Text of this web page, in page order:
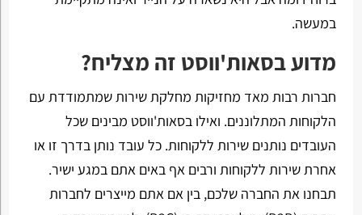
במעשה.
מדוע בסאות'ווסט זה מצליח?
חברות רבות מאד מחזיקות מחלקת שירות שמתמודדת עם
הלקוחות המתלוננים. ואילו בסאות'ווסט מבינים שכל
העובדים נותנים שירות ללקוחות. כל עובד נותן בדרך זו או
אחרת שירות ללקוחות ורבים אף באים אתם במגע ישיר.
תבחנו את החברה שלכם, בין אם אתם מייצרים לחברות